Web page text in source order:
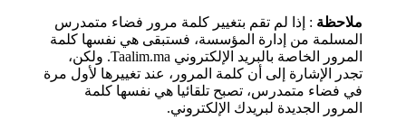
ملاحظة : إذا لم تقم بتغيير كلمة مرور فضاء متمدرس
المسلمة من إدارة المؤسسة، فستبقى هي نفسها كلمة
المرور الخاصة بالبريد الإلكتروني Taalim.ma. ولكن،
تجدر الإشارة إلى أن كلمة المرور، عند تغييرها لأول مرة
في فضاء متمدرس، تصبح تلقائيا هي نفسها كلمة
المرور الجديدة لبريدك الإلكتروني.